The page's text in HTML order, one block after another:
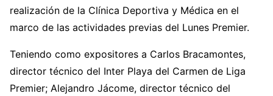
realización de la Clínica Deportiva y Médica en el
marco de las actividades previas del Lunes Premier.
Teniendo como expositores a Carlos Bracamontes,
director técnico del Inter Playa del Carmen de Liga
Premier; Alejandro Jácome, director técnico del